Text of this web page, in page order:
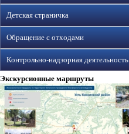
Детская страничка
Обращение с отходами
Контрольно-надзорная деятельность
Экскурсионные маршруты